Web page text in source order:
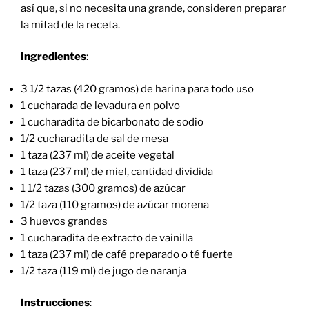
así que, si no necesita una grande, consideren preparar
la mitad de la receta.
Ingredientes:
3 1/2 tazas (420 gramos) de harina para todo uso
1 cucharada de levadura en polvo
1 cucharadita de bicarbonato de sodio
1/2 cucharadita de sal de mesa
1 taza (237 ml) de aceite vegetal
1 taza (237 ml) de miel, cantidad dividida
1 1/2 tazas (300 gramos) de azúcar
1/2 taza (110 gramos) de azúcar morena
3 huevos grandes
1 cucharadita de extracto de vainilla
1 taza (237 ml) de café preparado o té fuerte
1/2 taza (119 ml) de jugo de naranja
Instrucciones: